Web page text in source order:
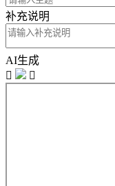
补充说明
AI生成

